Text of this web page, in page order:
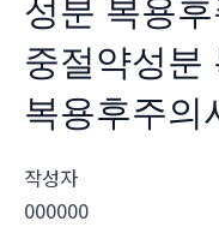
성분 복용
중절약성분
복용후주의
작성자
000000